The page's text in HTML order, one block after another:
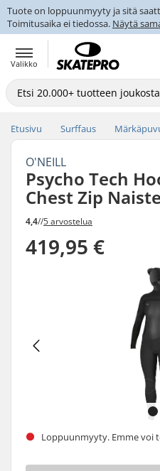
Tuote on loppuunmyyty ja sitä
Toimitusaika ei tiedossa. Näytä
Valikko
Etusivu Surffaus
O'NEILL
Psycho Tech
Chest Zip
4,4//5 arvostelua
419,95 €
Loppuunmyyty. Emme